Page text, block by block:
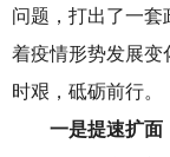
问题，打出了一
着疫情形势发展
时艰，砥砺前行。
一是提速扩面